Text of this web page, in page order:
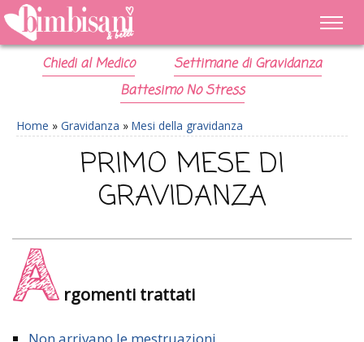
Chiedi al Medico
Settimane di Gravidanza
Battesimo No Stress
Home » Gravidanza » Mesi della gravidanza
PRIMO MESE DI
GRAVIDANZA
A rgomenti trattati